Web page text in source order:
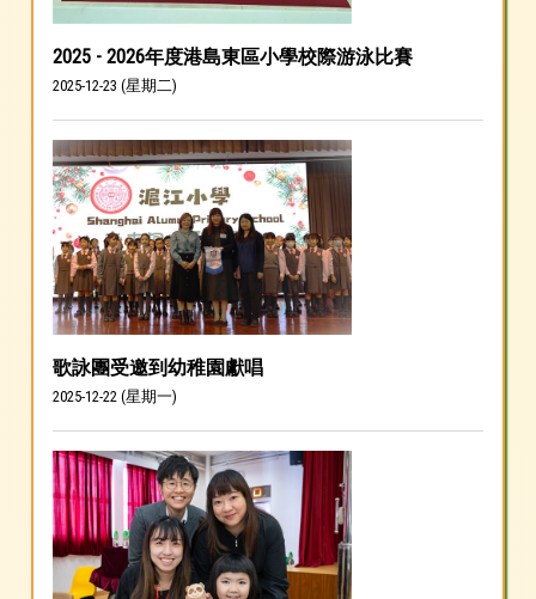
2025 - 2026年度港島東區小學校際游泳比賽
2025-12-23 (星期二)
歌詠團受邀到幼稚園獻唱
2025-12-22 (星期一)